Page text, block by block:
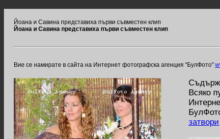
Йоана и Савина представиха първи съвместен клип
Йоана и Савина представиха първи съвместен клип
Вие се намирате в сайта на Интернет фотографска агенция "БулФото"
Всяко
затвори